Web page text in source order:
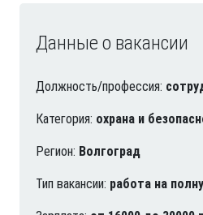
Данные о вакансии
Должность/профессия:
Категория: охрана и
Регион: Волгоград
Тип вакансии: работа на